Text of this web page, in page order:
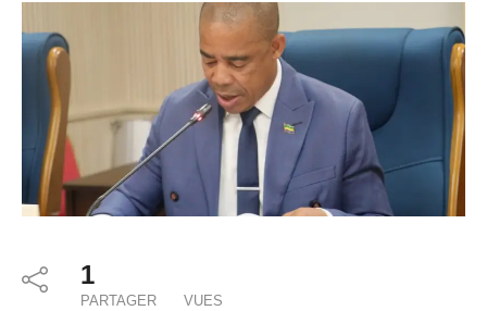
1
PARTAGER VUES